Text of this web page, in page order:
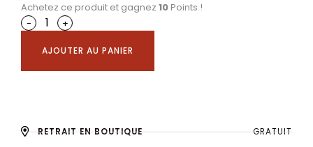
Achetez ce produit et gagnez 10 Points !
-
+
AJOUTER AU PANIER
RETRAIT EN BOUTIQUE GRATUIT